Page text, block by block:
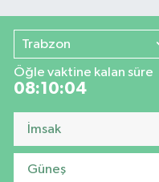
Trabzon
Öğle vaktine kalan süre
08:10:03
İmsak
Güneş